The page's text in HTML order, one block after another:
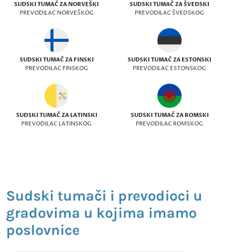
SUDSKI TUMAČ ZA NORVEŠKI
PREVODILAC NORVEŠKOG
SUDSKI TUMAČ ZA ŠVEDSKI
PREVODILAC ŠVEDSKOG
SUDSKI TUMAČ ZA FINSKI
PREVODILAC FINSKOG
SUDSKI TUMAČ ZA ESTONSKI
PREVODILAC ESTONSKOG
SUDSKI TUMAČ ZA LATINSKI
PREVODILAC LATINSKOG
SUDSKI TUMAČ ZA ROMSKI
PREVODILAC ROMSKOG
Sudski tumači i prevodioci u
gradovima u kojima imamo
poslovnice